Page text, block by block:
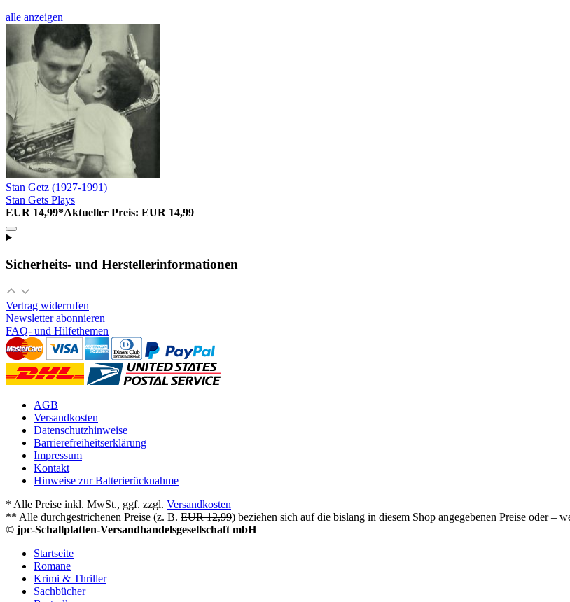
alle anzeigen
Stan Getz (1927-1991)
Stan Gets Plays
EUR 14,99*Aktueller Preis: EUR 14,99
Sicherheits- und Herstellerinformationen
Vertrag widerrufen
Newsletter abonnieren
FAQ- und Hilfethemen
AGB
Versandkosten
Datenschutzhinweise
Barrierefreiheitserklärung
Impressum
Kontakt
Hinweise zur Batterierücknahme
* Alle Preise inkl. MwSt., ggf. zzgl. Versandkosten
** Alle durchgestrichenen Preise (z. B. EUR 12,99) beziehen sich auf die bislang in diesem Shop angegebenen Preise oder –
© jpc-Schallplatten-Versandhandelsgesellschaft mbH
Startseite
Romane
Krimi & Thriller
Sachbücher